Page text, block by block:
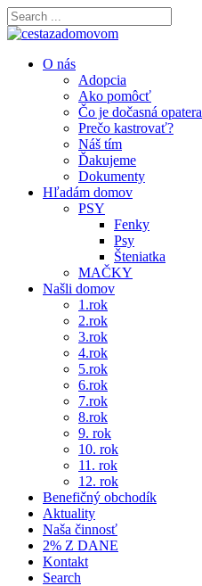
O nás
Adopcia
Ako pomôcť
Čo je dočasná opatera
Prečo kastrovať?
Náš tím
Ďakujeme
Dokumenty
Hľadám domov
PSY
Fenky
Psy
Šteniatka
MAČKY
Našli domov
1.rok
2.rok
3.rok
4.rok
5.rok
6.rok
7.rok
8.rok
9. rok
10. rok
11. rok
12. rok
Benefičný obchodík
Aktuality
Naša činnosť
2% Z DANE
Kontakt
Search